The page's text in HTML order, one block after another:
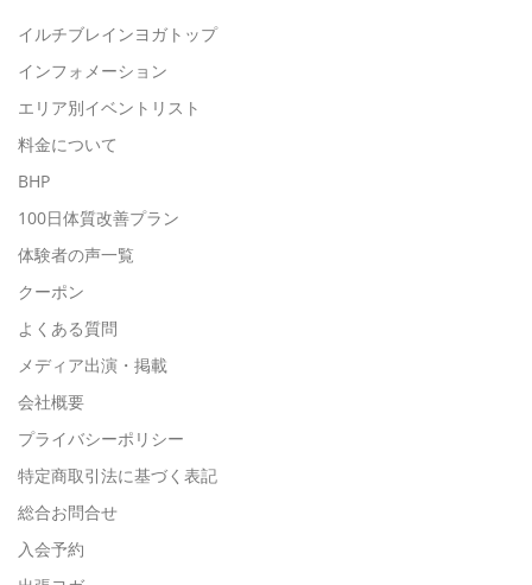
イルチブレインヨガトップ
インフォメーション
エリア別イベントリスト
料金について
BHP
100日体質改善プラン
体験者の声一覧
クーポン
よくある質問
メディア出演・掲載
会社概要
プライバシーポリシー
特定商取引法に基づく表記
総合お問合せ
入会予約